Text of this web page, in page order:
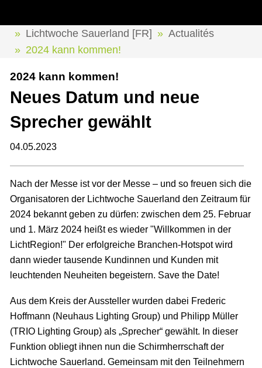
Lichtwoche Sauerland [FR]
Actualités
2024 kann kommen!
2024 kann kommen!
Neues Datum und neue
Sprecher gewählt
04.05.2023
Nach der Messe ist vor der Messe – und so freuen sich die
Organisatoren der Lichtwoche Sauerland den Zeitraum für
2024 bekannt geben zu dürfen: zwischen dem 25. Februar
und 1. März 2024 heißt es wieder "Willkommen in der
LichtRegion!" Der erfolgreiche Branchen-Hotspot wird
dann wieder tausende Kundinnen und Kunden mit
leuchtenden Neuheiten begeistern. Save the Date!
Aus dem Kreis der Aussteller wurden dabei Frederic
Hoffmann (Neuhaus Lighting Group) und Philipp Müller
(TRIO Lighting Group) als „Sprecher“ gewählt. In dieser
Funktion obliegt ihnen nun die Schirmherrschaft der
Lichtwoche Sauerland. Gemeinsam mit den Teilnehmern